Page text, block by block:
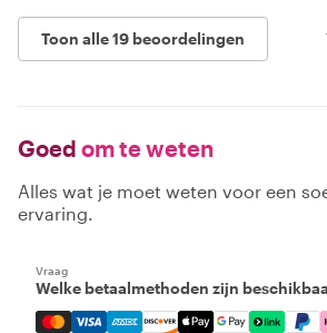
Toon alle 19 beoordelingen
Goed om te weten
Alles wat je moet weten voor een
ervaring.
Vraag
Welke betaalmethoden zijn
Mastercard, Visa, Amex, Discover,